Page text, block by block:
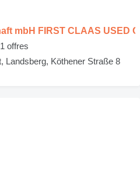
mbH FIRST CLAAS USED
offres
Landsberg, Köthener Straße 8